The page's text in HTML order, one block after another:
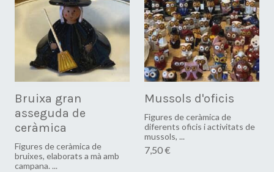
Bruixa gran
asseguda de
ceràmica
Figures de ceràmica de
bruixes, elaborats a mà amb
campana. ...
Mussols d'oficis
Figures de ceràmica de
diferents oficis i activitats de
mussols, ...
7,50 €